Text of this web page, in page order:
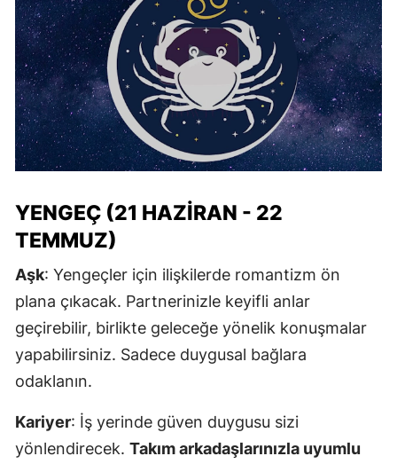
YENGEÇ (21 HAZIRAN - 22
TEMMUZ)
Aşk: Yengeçler için ilişkilerde romantizm ön
plana çıkacak. Partnerinizle keyifli anlar
geçirebilir, birlikte geleceğe yönelik konuşmalar
yapabilirsiniz. Sadece duygusal bağlara
odaklanın.
Kariyer: İş yerinde güven duygusu sizi
yönlendirecek. Takım arkadaşlarınızla uyumlu